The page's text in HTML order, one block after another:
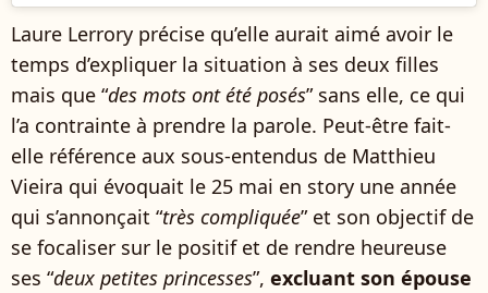
Laure Lerrory précise qu’elle aurait aimé avoir le
temps d’expliquer la situation à ses deux filles
mais que “des mots ont été posés” sans elle, ce qui
l’a contrainte à prendre la parole. Peut-être fait-
elle référence aux sous-entendus de Matthieu
Vieira qui évoquait le 25 mai en story une année
qui s’annonçait “très compliquée” et son objectif de
se focaliser sur le positif et de rendre heureuse
ses “deux petites princesses”, excluant son épouse